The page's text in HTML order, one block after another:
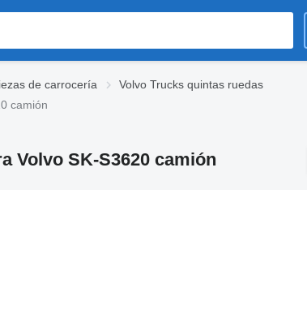
de carrocería
Volvo Trucks quintas ruedas
camión
Volvo SK-S3620 camión